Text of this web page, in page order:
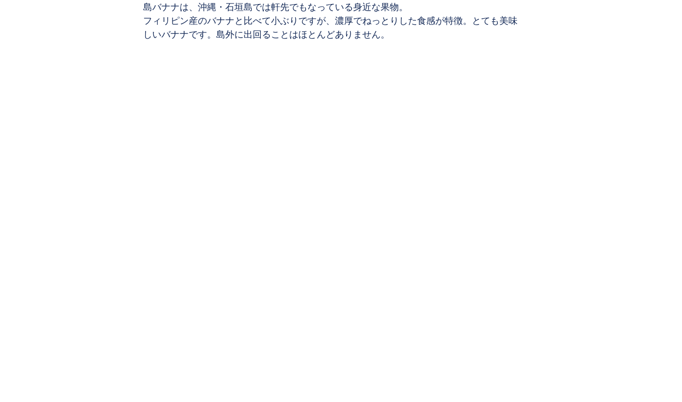
島バナナは、沖縄・石垣島では軒先でもなっている身近な果物。
フィリピン産のバナナと比べて小ぶりですが、濃厚でねっとりした食感が特徴。とても美味
しいバナナです。島外に出回ることはほとんどありません。